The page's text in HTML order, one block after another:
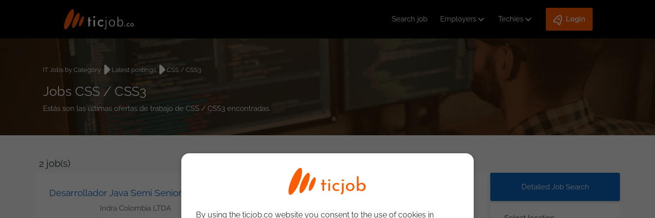
Search job Employers Techies Login
IT Jobs by Category Latest postings CSS / CSS3
Jobs CSS / CSS3
Estás son las últimas ofertas de trabajo de CSS / CSS3 encontradas.
2 job(s)
Desarrollador Java Semi Senior
Indra Colombia LTDA
Detailed Job Search
By using the ticjob.co website you consent to the use of cookies in